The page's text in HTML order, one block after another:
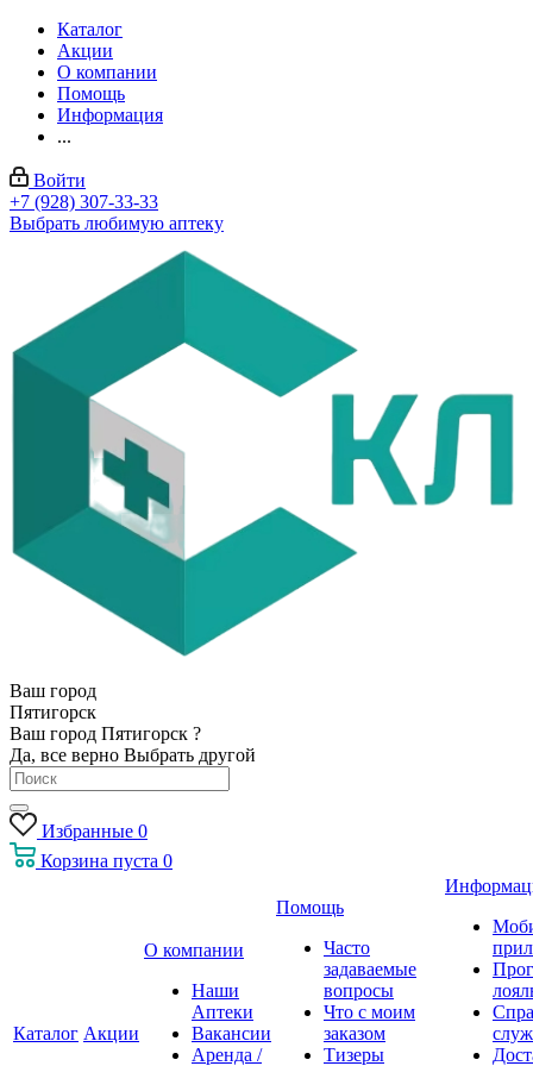
Каталог
Акции
О компании
Помощь
Информация
...
Войти
+7 (928) 307-33-33
Выбрать любимую аптеку
Ваш город
Пятигорск
Ваш город Пятигорск ?
Да, все верно Выбрать другой
Избранные 0
Корзина пуста 0
Каталог Акции
О компании
Наши
Аптеки
Вакансии
Аренда /
Помощь
Часто
задаваемые
вопросы
Что с моим
заказом
Тизеры